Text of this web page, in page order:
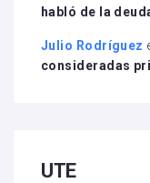
habló de la
Julio Rodríguez
consideradas
UTE